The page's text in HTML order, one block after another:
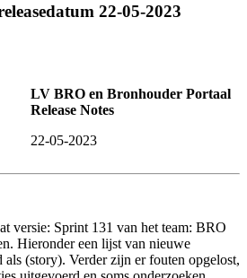
22-05-2023
LV BRO en Bronhouder Portaal
Release Notes
22-05-2023
versie: Sprint 131 van het team: BRO
Hieronder een lijst van nieuwe
(story). Verder zijn er fouten opgelost,